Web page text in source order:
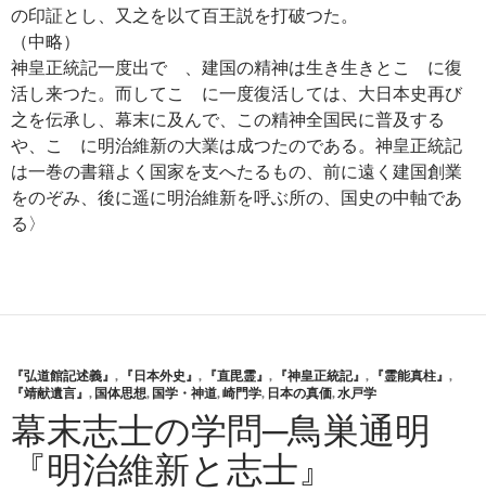
の印証とし、又之を以て百王説を打破つた。
（中略）
神皇正統記一度出でゝ、建国の精神は生き生きとこゝに復
活し来つた。而してこゝに一度復活しては、大日本史再び
之を伝承し、幕末に及んで、この精神全国民に普及する
や、こゝに明治維新の大業は成つたのである。神皇正統記
は一巻の書籍よく国家を支へたるもの、前に遠く建国創業
をのぞみ、後に遥に明治維新を呼ぶ所の、国史の中軸であ
る〉
『弘道館記述義』 , 『日本外史』 , 『直毘霊』 , 『神皇正統記』 , 『霊能真柱』 ,
『靖献遺言』 , 国体思想, 国学・神道,崎門学, 日本の真価,水戸学
幕末志士の学問─鳥巣通明
『明治維新と志士』